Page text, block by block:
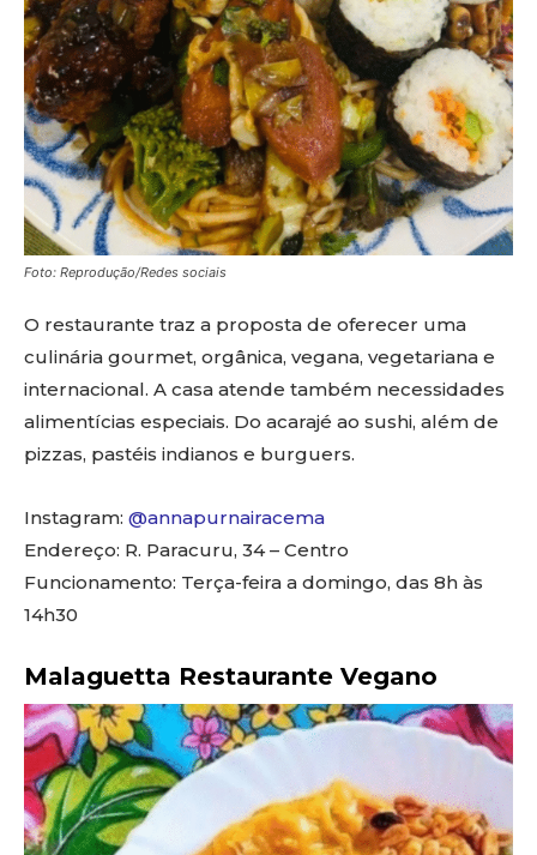
Foto: Reprodução/Redes sociais
O restaurante traz a proposta de oferecer uma
culinária gourmet, orgânica, vegana, vegetariana e
internacional. A casa atende também necessidades
alimentícias especiais. Do acarajé ao sushi, além de
pizzas, pastéis indianos e burguers.
Instagram: @annapurnairacema
Endereço: R. Paracuru, 34 – Centro
Funcionamento: Terça-feira a domingo, das 8h às
14h30
Malaguetta Restaurante Vegano